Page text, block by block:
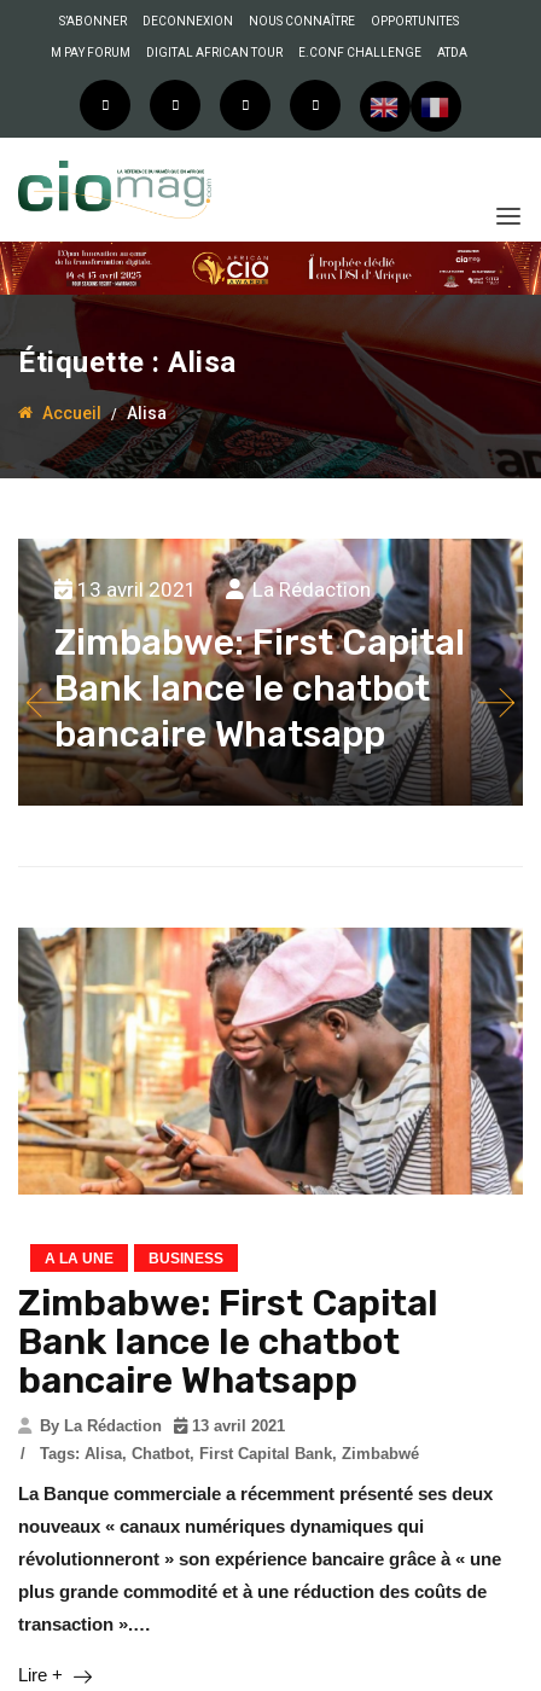
S’ABONNER DECONNEXION NOUS CONNAÎTRE OPPORTUNITES
M PAY FORUM DIGITAL AFRICAN TOUR E.CONF CHALLENGE ATDA
Étiquette : Alisa
Accueil Alisa
13 avril 2021 La Rédaction
Zimbabwe: First Capital
Bank lance le chatbot
bancaire Whatsapp
A LA UNE BUSINESS
Zimbabwe: First Capital
Bank lance le chatbot
bancaire Whatsapp
By La Rédaction
13 avril 2021
/
Tags: Alisa, Chatbot, First Capital Bank, Zimbabwé
La Banque commerciale a récemment présenté ses deux
nouveaux « canaux numériques dynamiques qui
révolutionneront » son expérience bancaire grâce à « une
plus grande commodité et à une réduction des coûts de
transaction ».…
Lire +